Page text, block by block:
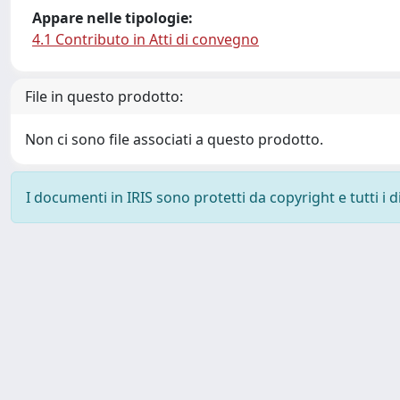
Appare nelle tipologie:
4.1 Contributo in Atti di convegno
File in questo prodotto:
Non ci sono file associati a questo prodotto.
I documenti in IRIS sono protetti da copyright e tutti i